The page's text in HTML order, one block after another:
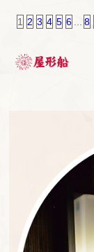
1 2 3 4 5 6 8